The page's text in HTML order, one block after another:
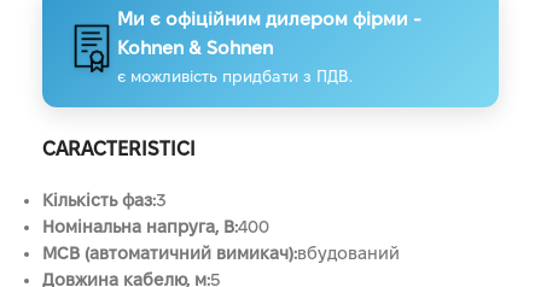
Ми є офіційним дилером фірми -
Kohnen & Sohnen
є можливість придбати з ПДВ.
CARACTERISTICI
Кількість фаз:3
Номінальна напруга, В:400
MСB (автоматичний вимикач):вбудований
Довжина кабелю, м:5